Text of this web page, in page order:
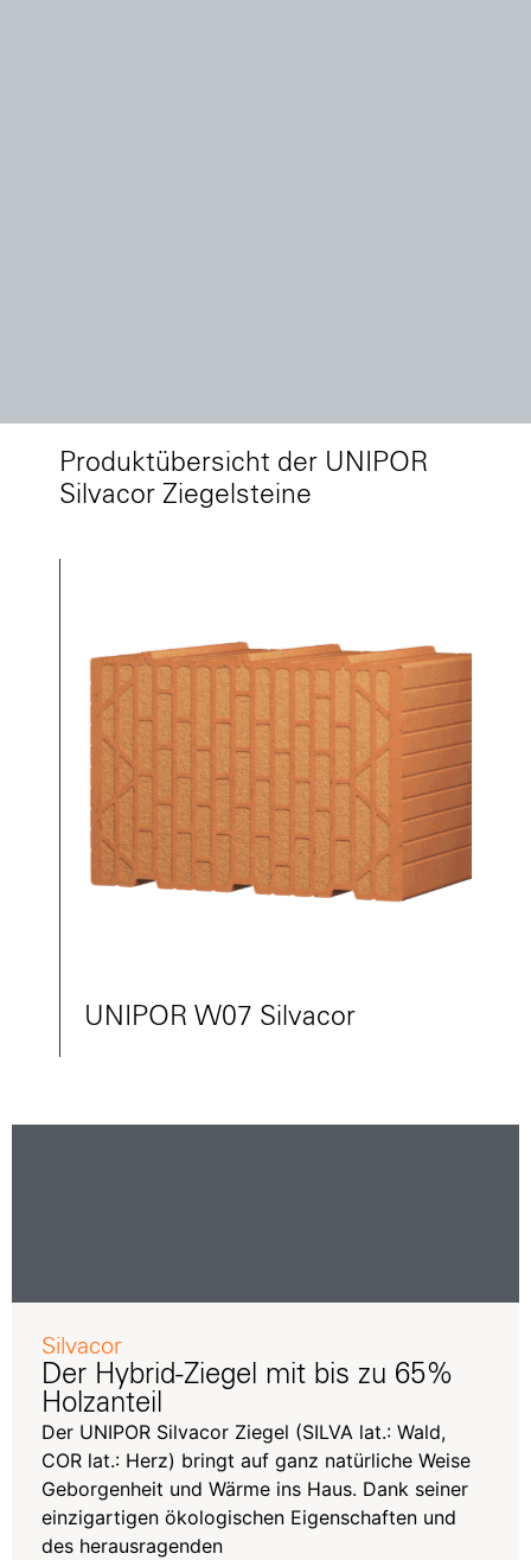
Produktübersicht der UNIPOR
Silvacor Ziegelsteine
UNIPOR W07 Silvacor
Silvacor
Der Hybrid-Ziegel mit bis zu 65%
Holzanteil
Der UNIPOR Silvacor Ziegel (SILVA lat.: Wald,
COR lat.: Herz) bringt auf ganz natürliche Weise
Geborgenheit und Wärme ins Haus. Dank seiner
einzigartigen ökologischen Eigenschaften und
des herausragenden